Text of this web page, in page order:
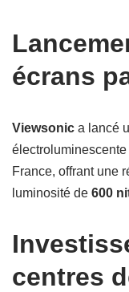
écrans
Viewsonic a lancé
France, offrant une
luminosité de 600
centres